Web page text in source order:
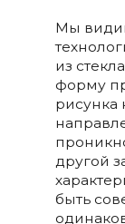
Мы
из
форму
рисунка
другой
быть